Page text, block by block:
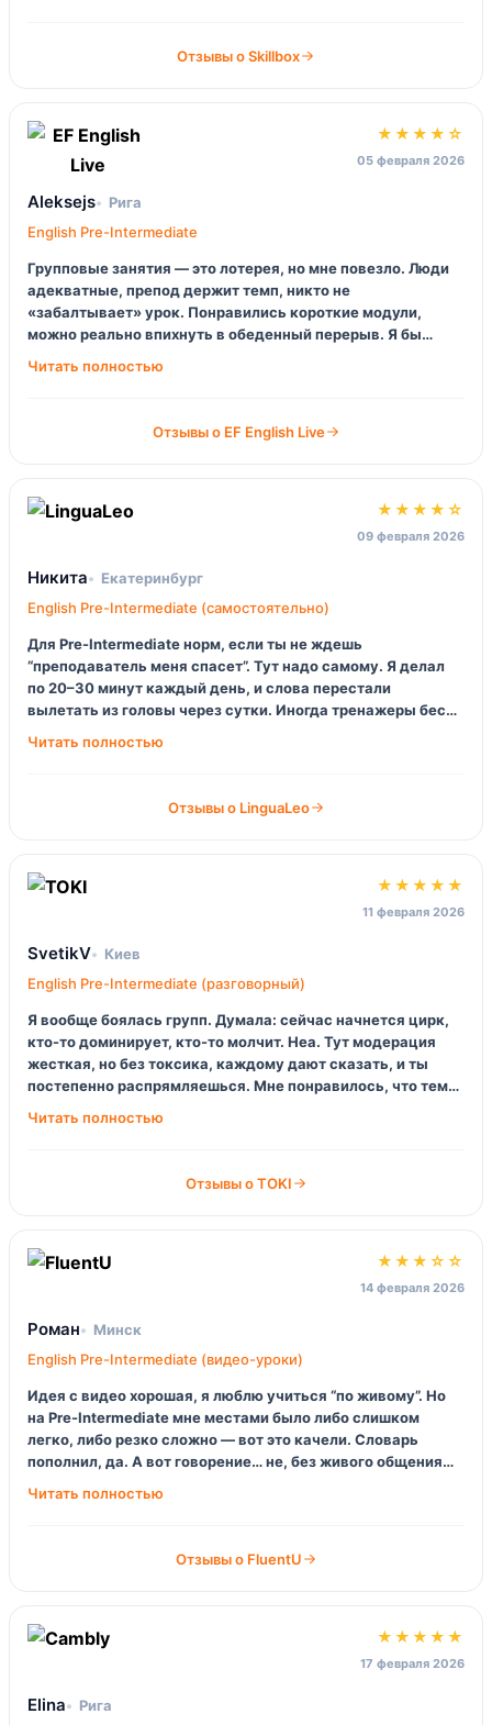
Отзывы о Skillbox
★★★★☆
05 февраля 2026
Aleksejs
Рига
English Pre-Intermediate
Групповые занятия — это лотерея, но мне повезло. Люди
адекватные, препод держит темп, никто не
«забалтывает» урок. Понравились короткие модули,
можно реально впихнуть в обеденный перерыв. Я бы
добавил больше упражнений на произношение, вот этого
Отзывы о EF English Live
★★★★☆
09 февраля 2026
Никита
Екатеринбург
English Pre-Intermediate (самостоятельно)
Для Pre-Intermediate норм, если ты не ждешь
“преподаватель меня спасет”. Тут надо самому. Я делал
по 20–30 минут каждый день, и слова перестали
вылетать из головы через сутки. Иногда тренажеры бесят
своей «игровой» подачей, но ладно, работает же.
Отзывы о LinguaLeo
★★★★★
11 февраля 2026
SvetikV
Киев
English Pre-Intermediate (разговорный)
Я вообще боялась групп. Думала: сейчас начнется цирк,
кто-то доминирует, кто-то молчит. Неа. Тут модерация
жесткая, но без токсика, каждому дают сказать, и ты
постепенно распрямляешься. Мне понравилось, что темы
не «про погоду», а ближе к жизни.
Отзывы о TOKI
★★★☆☆
14 февраля 2026
Роман
Минск
English Pre-Intermediate (видео-уроки)
Идея с видео хорошая, я люблю учиться “по живому”. Но
на Pre-Intermediate мне местами было либо слишком
легко, либо резко сложно — вот это качели. Словарь
пополнил, да. А вот говорение… не, без живого общения
оно так и остается в планах.
Отзывы о FluentU
★★★★★
17 февраля 2026
Elina
Рига